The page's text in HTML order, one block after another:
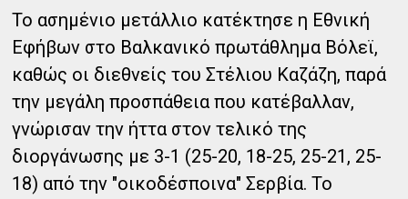
Το ασημένιο μετάλλιο κατέκτησε η Εθνική
Εφήβων στο Βαλκανικό πρωτάθλημα Βόλεϊ,
καθώς οι διεθνείς του Στέλιου Καζάζη, παρά
την μεγάλη προσπάθεια που κατέβαλλαν,
γνώρισαν την ήττα στον τελικό της
διοργάνωσης με 3-1 (25-20, 18-25, 25-21, 25-
18) από την "οικοδέσποινα" Σερβία. Το